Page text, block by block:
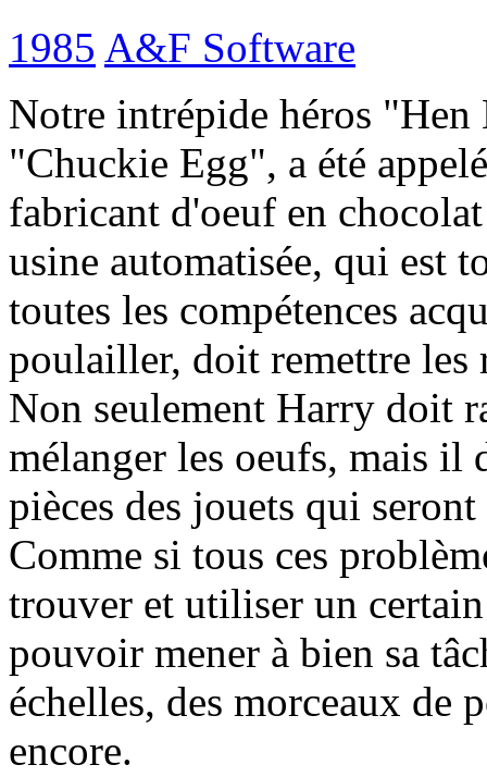
1985 A&F Software
Notre intrépide héros
"Chuckie Egg", a été
fabricant d'oeuf en
usine automatisée, qui est
toutes les compétences
poulailler, doit remettre les
Non seulement Harry doit
mélanger les oeufs, mais il
pièces des jouets qui
Comme si tous ces
trouver et utiliser un
pouvoir mener à bien sa
échelles, des morceaux de
encore.